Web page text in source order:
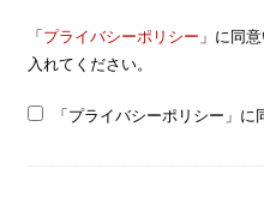
「 プライバシーポリシー 」に同
入れてください。
「プライバシーポリシー」に